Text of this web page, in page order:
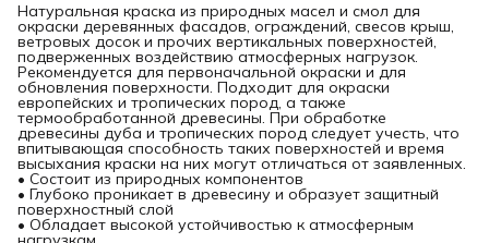
Натуральная краска из природных масел и смол для
окраски деревянных фасадов, ограждений, свесов крыш,
ветровых досок и прочих вертикальных поверхностей,
подверженных воздействию атмосферных нагрузок.
Рекомендуется для первоначальной окраски и для
обновления поверхности. Подходит для окраски
европейских и тропических пород, а также
термообработанной древесины. При обработке
древесины дуба и тропических пород следует учесть, что
впитывающая способность таких поверхностей и время
высыхания краски на них могут отличаться от заявленных.
• Состоит из природных компонентов
• Глубоко проникает в древесину и образует защитный
поверхностный слой
• Обладает высокой устойчивостью к атмосферным